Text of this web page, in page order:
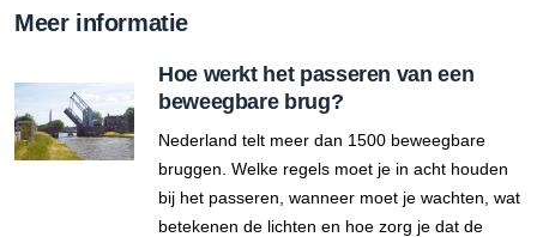
Meer informatie
Hoe werkt het passeren van een
beweegbare brug?
Nederland telt meer dan 1500 beweegbare
bruggen. Welke regels moet je in acht houden
bij het passeren, wanneer moet je wachten, wat
betekenen de lichten en hoe zorg je dat de